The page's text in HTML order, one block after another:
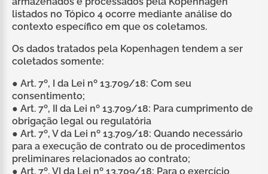
listados no Tópico 4 ocorre mediante análise do
contexto específico em que os coletamos.
Os dados tratados pela Kopenhagen tendem a ser
coletados somente:
● Art. 7º, I da Lei nº 13.709/18: Com seu
consentimento;
● Art. 7º, II da Lei nº 13.709/18: Para cumprimento de
obrigação legal ou regulatória
● Art. 7º, V da Lei nº 13.709/18: Quando necessário
para a execução de contrato ou de procedimentos
preliminares relacionados ao contrato;
● Art. 7º, VI da Lei nº 13.709/18: Para o exercício